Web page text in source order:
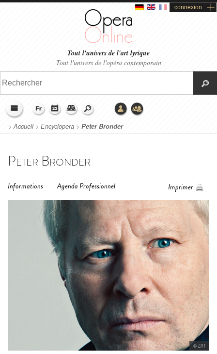
connexion
Tout l'univers de l'art lyrique
Tout l'univers de l'opéra contemporain
>Accueil> Encyclopera > Peter Bronder
Peter Bronder
Informations Agenda Professionnel Imprimer
© DR